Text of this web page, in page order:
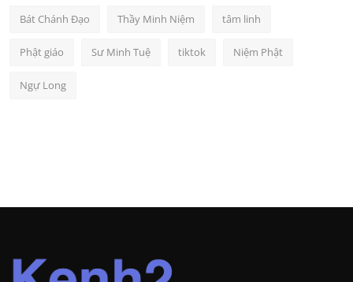
Bát Chánh Đạo Thầy Minh Niệm tâm linh
Phật giáo Sư Minh Tuệ tiktok Niệm Phật
Ngự Long